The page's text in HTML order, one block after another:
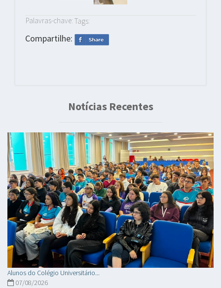
Palavras-chave: Tags:
Compartilhe:
Notícias Recentes
Alunos do Colégio Universitário...
07/08/2026